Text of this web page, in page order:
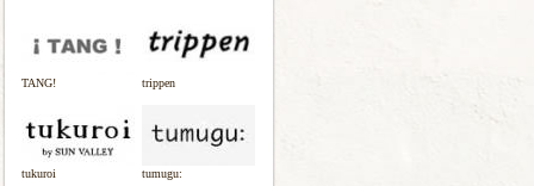
TANG! trippen
tukuroi tumugu: